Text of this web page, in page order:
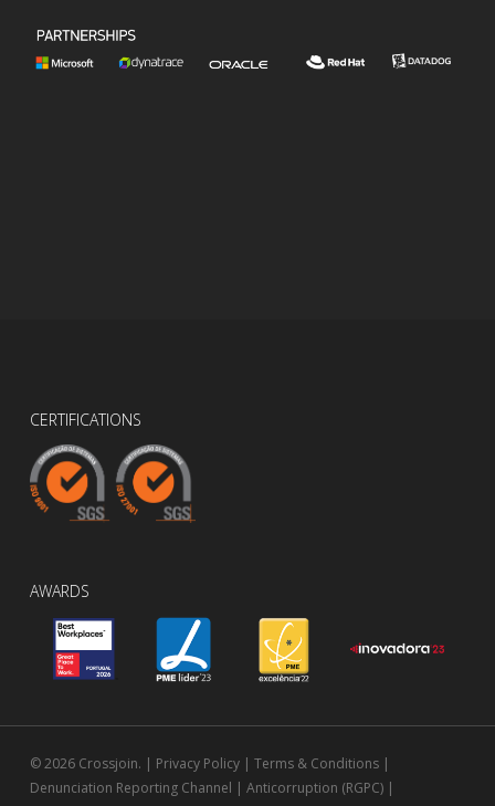
CERTIFICATIONS
AWARDS
© 2026 Crossjoin. | Privacy Policy| Terms & Conditions|
Denunciation Reporting Channel | Anticorruption (RGPC)|